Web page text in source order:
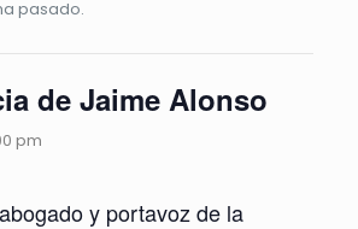
pasado.
de Jaime Alonso
pm
y portavoz de la